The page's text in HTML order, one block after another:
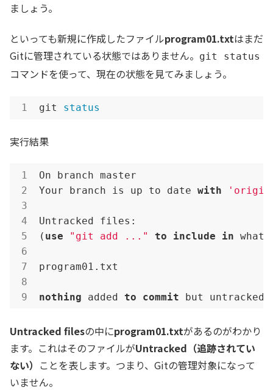
ましょう。
といっても新規に作成したファイルprogram01.txtはまだ
Gitに管理されている状態ではありません。 git status
コマンドを使って、現在の状態を見てみましょう。
git status
実行結果
On branch master
Your branch is up to date with
Untracked files:
( use "git add ..." to include in what
program01.txt
nothing added to commit but
Untracked filesの中にprogram01.txtがあるのがわかり
ます。これはそのファイルがUntracked（追跡されてい
ない） ことを表します。つまり、Gitの管理対象になって
いません。